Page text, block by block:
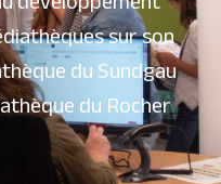
sur son
du Sundgau
du Rocher